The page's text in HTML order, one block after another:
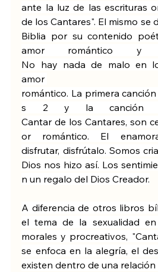
ante la luz de las escrituras
de los Cantares". El mismo se
Biblia por su contenido
amor romántico y
No hay nada de malo en
amor
romántico. La primera canción
s 2 y la canción
Cantar de los Cantares, son
or romántico. El
disfrutar, disfrútalo. Somos
Dios nos hizo así. Los
n un regalo del Dios Creador.
A diferencia de otros libros
el tema de la sexualidad
morales y procreativos,
se enfoca en la alegría, el
existen dentro de una relación